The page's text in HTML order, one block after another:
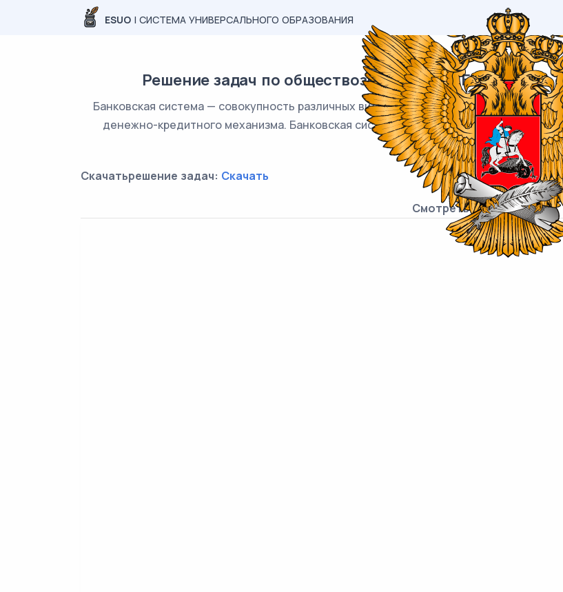
ESUO | СИСТЕМА УНИВЕРСАЛЬНОГО ОБРАЗОВАНИЯ
Решение задач по обществознанию ЕГЭ "Банковская
Банковская система — совокупность различных видов национальных банков и
денежно-кредитного механизма. Банковская система включает центральный
расчётных центров.
Скачатьрешение задач: Скачать
Смотреть онлайн